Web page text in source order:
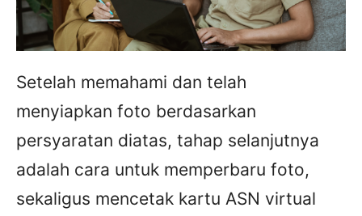
Setelah memahami dan telah
menyiapkan foto berdasarkan
persyaratan diatas, tahap selanjutnya
adalah cara untuk memperbaru foto,
sekaligus mencetak kartu ASN virtual